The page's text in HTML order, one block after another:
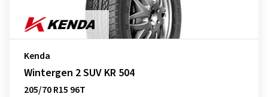
Kenda
Wintergen 2 SUV KR 504
205/70 R15 96T